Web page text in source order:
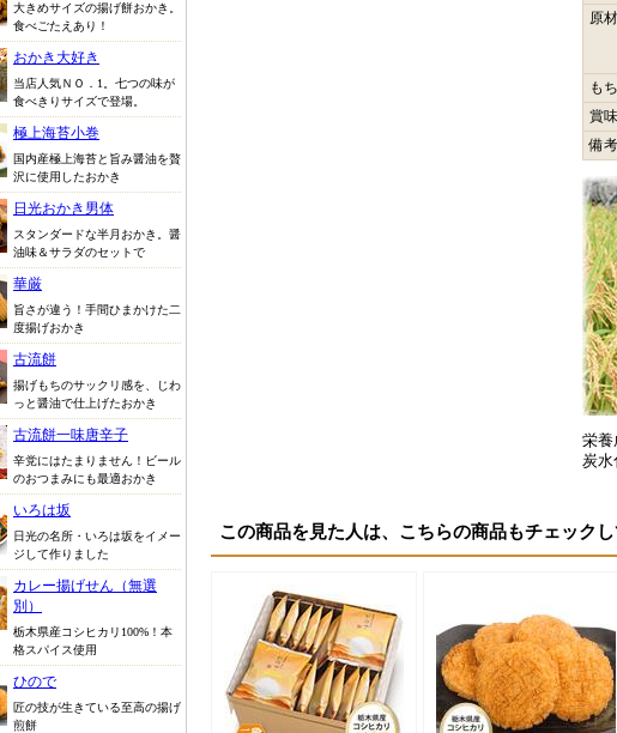
大きめサイズの揚げ餅おかき。
食べごたえあり！
おかき大好き
当店人気ＮＯ．1。七つの味が
食べきりサイズで登場。
極上海苔小巻
国内産極上海苔と旨み醤油を贅
沢に使用したおかき
日光おかき男体
スタンダードな半月おかき。醤
油味＆サラダのセットで
華厳
旨さが違う！手間ひまかけた二
度揚げおかき
古流餅
揚げもちのサックリ感を、じわ
っと醤油で仕上げたおかき
古流餅一味唐辛子
辛党にはたまりません！ビール
のおつまみにも最適おかき
いろは坂
日光の名所・いろは坂をイメー
ジして作りました
カレー揚げせん（無選
別）
栃木県産コシヒカリ100%！本
格スパイス使用
ひので
匠の技が生きている至高の揚げ
煎餅
原
も
賞
備考
栄養
炭水
この商品を見た人は、こちらの商品もチェックし